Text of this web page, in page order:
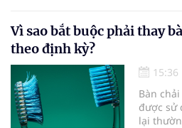
Vì sao bắt buộc phải thay
theo định kỳ?
15:36
Bàn
được sử
lại